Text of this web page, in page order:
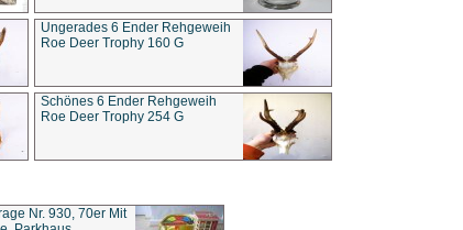
Ungerades 6 Ender Rehgeweih
Roe Deer Trophy 160 G
Schönes 6 Ender Rehgeweih
Roe Deer Trophy 254 G
Nr. 930, 70er Mit